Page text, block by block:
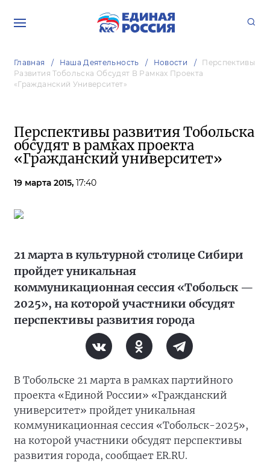
Главная Наша Деятельность Новости
Перспективы
Развития Тобольска Обсудят В Рамках Проекта
«Гражданский Университет»
Перспективы развития Тобольска
обсудят в рамках проекта
«Гражданский университет»
19 марта 2015, 17:40
21 марта в культурной столице Сибири
пройдет уникальная
коммуникационная сессия «Тобольск —
2025», на которой участники обсудят
перспективы развития города
В Тобольске 21 марта в рамках партийного
проекта «Единой России» «Гражданский
университет» пройдет уникальная
коммуникационная сессия «Тобольск-2025»,
на которой участники обсудят перспективы
развития города, сообщает ER.RU.